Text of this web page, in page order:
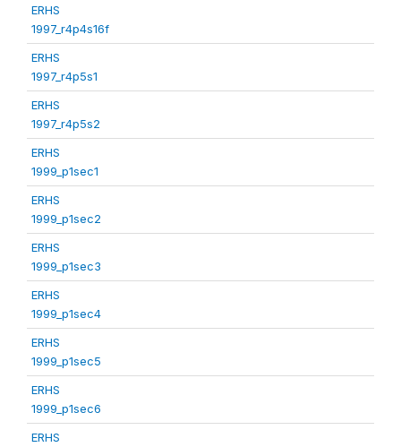
ERHS
1997_r4p4s16f
ERHS
1997_r4p5s1
ERHS
1997_r4p5s2
ERHS
1999_p1sec1
ERHS
1999_p1sec2
ERHS
1999_p1sec3
ERHS
1999_p1sec4
ERHS
1999_p1sec5
ERHS
1999_p1sec6
ERHS